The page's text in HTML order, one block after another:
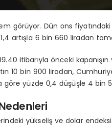
görüyor. Dün ons
artışla 6 bin 660 liradan
itibarıyla önceki
10 bin 900 liradan,
göre yüzde 0,4 düşüşle 4
yükseliş ve dolar